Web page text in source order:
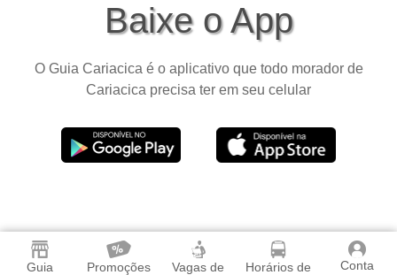
Guia Promoções Vagas de Horários de Conta
Baixe o App
O Guia Cariacica é o aplicativo que todo morador de
Cariacica precisa ter em seu celular